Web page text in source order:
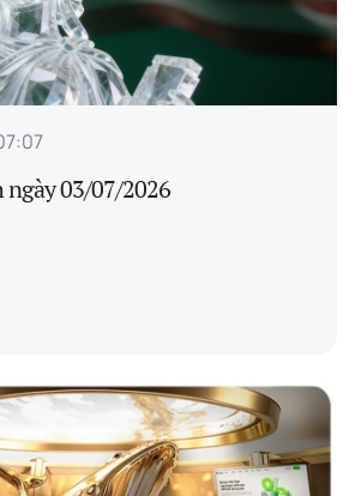
ngày 03/07/2026